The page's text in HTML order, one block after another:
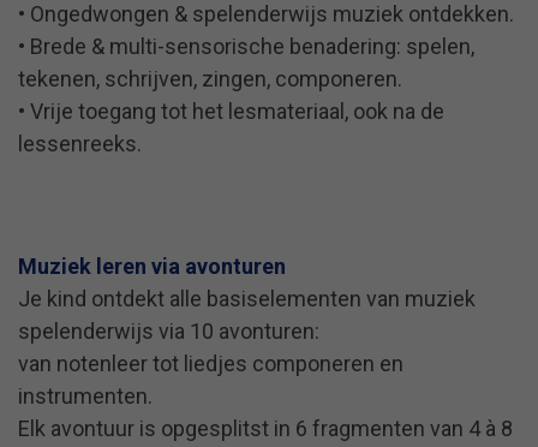
• Ongedwongen & spelenderwijs muziek ontdekken.
• Brede & multi-sensorische benadering: spelen,
tekenen, schrijven, zingen, componeren.
• Vrije toegang tot het lesmateriaal, ook na de
lessenreeks.
Muziek leren via avonturen
Je kind ontdekt alle basiselementen van muziek
spelenderwijs via 10 avonturen:
van notenleer tot liedjes componeren en
instrumenten.
Elk avontuur is opgesplitst in 6 fragmenten van 4 à 8